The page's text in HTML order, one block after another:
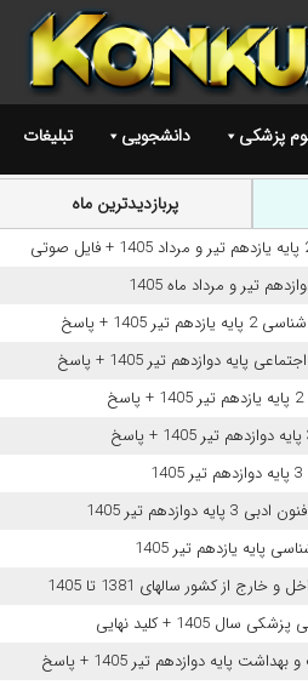
پزشکی دانشجویی تبلیغات
پربازدیدترین ماه
تیر و مرداد ماه 1405
1405 + پاسخ
پایه دوازدهم تیر 1405 + پاسخ
تیر 1405
پایه یازدهم تیر 1405
از کشور سالهای 1381 تا 1405
1405 + کلید نهایی
پایه دوازدهم تیر 1405 + پاسخ